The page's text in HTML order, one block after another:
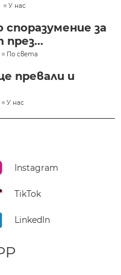
У нас
споразумение за
По света
превали и
У нас
Instagram
TikTok
LinkedIn